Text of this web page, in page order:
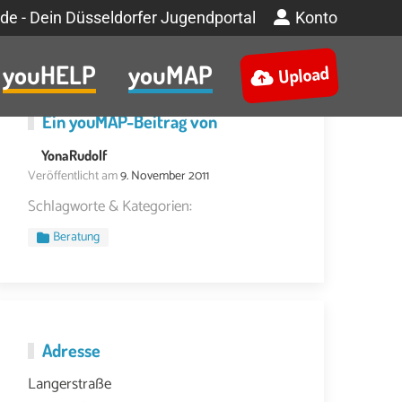
- Dein Düsseldorfer Jugendportal Konto
youHELP youMAP Upload
EinyouMAP-Beitrag von
YonaRudolf
Veröffentlicht am9. November 2011
Schlagworte & Kategorien:
Beratung
Adresse
Langerstraße